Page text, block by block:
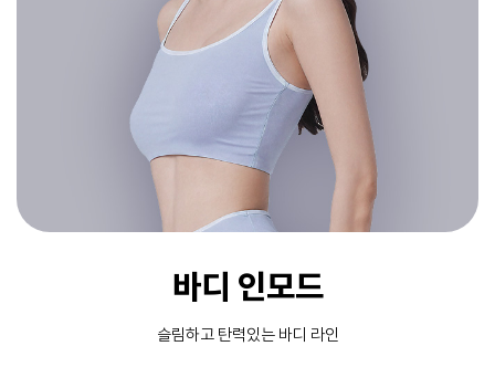
바디 인모드
슬림하고 탄력있는 바디 라인